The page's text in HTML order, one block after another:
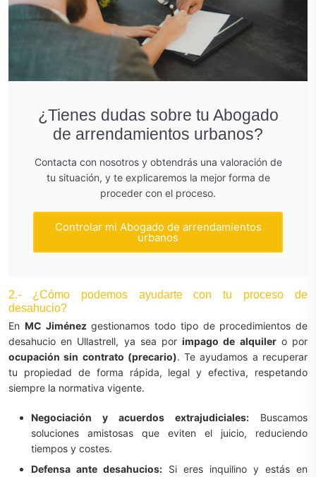
¿Tienes dudas sobre tu Abogado
de arrendamientos urbanos?
Contacta con nosotros y obtendrás una valoración de
tu situación, y te explicaremos la mejor forma de
proceder con el proceso.
Controlar mi Abogado de arrendamientos
urbanos
2.- ¿Cómo podemos ayudarte con tu proceso de
desahucio?
En MC Jiménezgestionamos todo tipo de procedimientos de
desahucio en Ullastrell, ya sea porimpago de alquilero por
ocupación sin contrato (precario). Te ayudamos a recuperar
tu propiedad de forma rápida, legal y efectiva, respetando
siempre la normativa vigente.
Negociación y acuerdos extrajudiciales: Buscamos
soluciones amistosas que eviten el juicio, reduciendo
tiempos y costes.
Defensa ante desahucios: Si eres inquilino y estás en